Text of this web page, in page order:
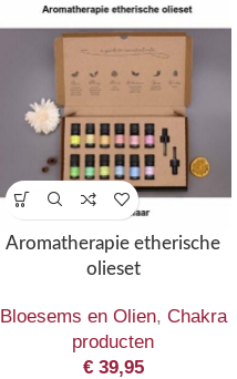
Aromatherapie etherische
olieset
Bloesems en Olien, Chakra
producten
€39,95